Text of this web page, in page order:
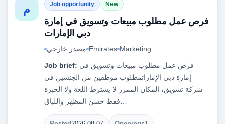
م Job opportunity New
فرص عمل مطلوب مبيعات وتسويق في إمارة
دبي الإمارات
مصدر خارجي Emirates Marketing
Job brief:
إمارة دبي الإماراتمطلوب موظفين من الجنسين في
شركة تسويق، المكان الممزر لا يشترط اللغة ولا الخبرة